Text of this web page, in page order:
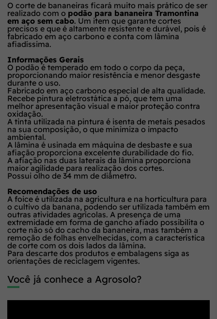
O corte de bananeiras ficará muito mais prático de ser
realizado com o podão para bananeira Tramontina
em aço sem cabo. Um item que garante cortes
precisos e que é altamente resistente e durável, pois é
fabricado em aço carbono e conta com lâmina
afiadíssima.
Informações Gerais
O podão é temperado em todo o corpo da peça,
proporcionando maior resistência e menor desgaste
durante o uso.
Fabricado em aço carbono especial de alta qualidade.
Recebe pintura eletrostática a pó, que tem uma
melhor apresentação visual e maior proteção contra
oxidação.
A tinta utilizada na pintura é isenta de metais pesados
na sua composição, o que minimiza o impacto
ambiental.
A lâmina é usinada em máquina de desbaste e sua
afiação proporciona excelente durabilidade do fio.
A afiação nas duas laterais da lâmina proporciona
maior agilidade para realização dos cortes.
Possui olho de 34 mm de diâmetro.
Recomendações de uso
A foice é utilizada na agricultura e na horticultura para
o cultivo da banana, podendo ser utilizada também em
outras atividades agrícolas. A presença de uma
extremidade em forma de gancho afiado possibilita o
corte não só do cacho da bananeira, mas também a
remoção de folhas envelhecidas, com a característica
de corte com os dois lados da lâmina.
Para descarte dos produtos e embalagens siga as
orientações de reciclagem vigentes.
Você já conhece a Agrosolo?